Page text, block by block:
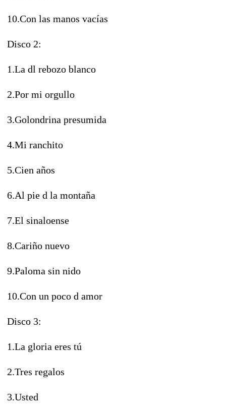
10.Con las manos vacías
Disco 2:
1.La dl rebozo blanco
2.Por mi orgullo
3.Golondrina presumida
4.Mi ranchito
5.Cien años
6.Al pie d la montaña
7.El sinaloense
8.Cariño nuevo
9.Paloma sin nido
10.Con un poco d amor
Disco 3:
1.La gloria eres tú
2.Tres regalos
3.Usted